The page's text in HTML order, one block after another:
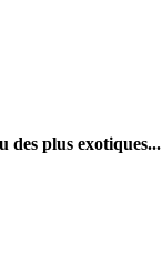
des plus exotiques...